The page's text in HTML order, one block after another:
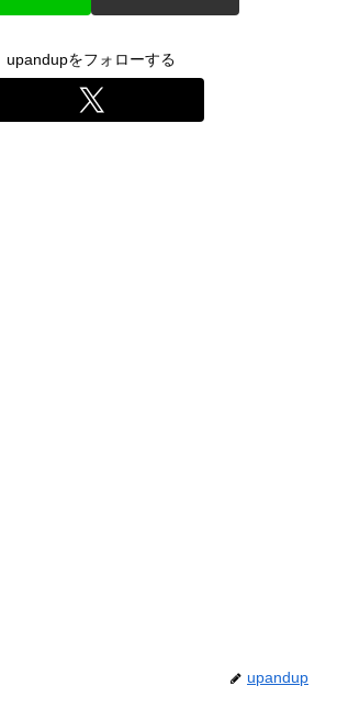
upandupをフォローする
upandup